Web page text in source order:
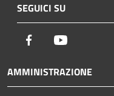
SEGUICI SU
Facebook
AMMINISTRAZIONE